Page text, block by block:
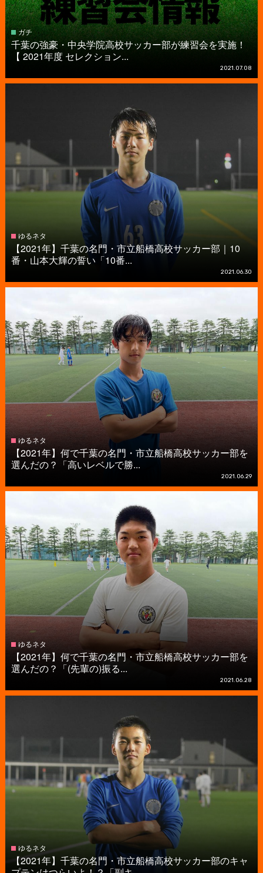
ガチ
千葉の強豪・中央学院高校サッカー部が練習会を実施！
【 2021年度 セレクション...
2021.07.08
ゆるネタ
【2021年】千葉の名門・市立船橋高校サッカー部｜10
番・山本大輝の誓い「10番...
2021.06.30
ゆるネタ
【2021年】何で千葉の名門・市立船橋高校サッカー部を
選んだの？「高いレベルで勝...
2021.06.29
ゆるネタ
【2021年】何で千葉の名門・市立船橋高校サッカー部を
選んだの？「(先輩の)振る...
2021.06.28
ゆるネタ
【2021年】千葉の名門・市立船橋高校サッカー部のキャ